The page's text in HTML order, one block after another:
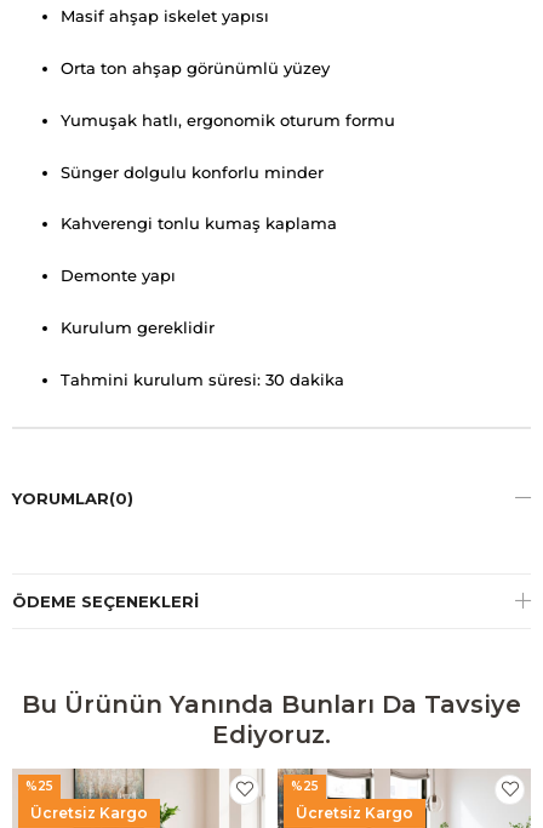
Masif ahşap iskelet yapısı
Orta ton ahşap görünümlü yüzey
Yumuşak hatlı, ergonomik oturum formu
Sünger dolgulu konforlu minder
Kahverengi tonlu kumaş kaplama
Demonte yapı
Kurulum gereklidir
Tahmini kurulum süresi: 30 dakika
YORUMLAR(0)
ÖDEME SEÇENEKLERI
Bu Ürünün Yanında Bunları Da Tavsiye
Ediyoruz.
Ücretsiz Kargo
%25
Ücretsiz Kargo
%25